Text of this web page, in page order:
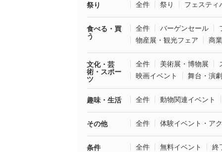
祭り 全件 祭り フェスティ
食べる・買
う
全件 バーゲンセール
物産展・観光フェア
商
文化・芸
術・スポー
ツ
全件 美術展・博物展
映画イベント
舞台・演劇
趣味・生活 全件 動物関連イベント
その他 全件 体験イベント・ア
条件 全件 無料イベント 終